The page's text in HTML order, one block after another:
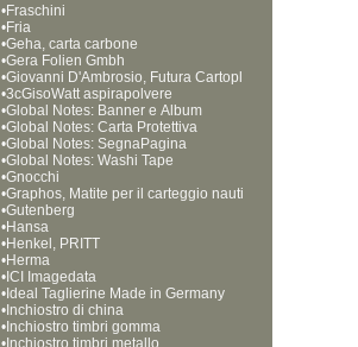
•Fraschini
•Fria
•Geha, carta carbone
•Gera Folien Gmbh
•Giovanni D'Ambrosio, Futura Cartopl
ast
•3cGisoWatt aspirapolvere
•Global Notes: Banner e Album
•Global Notes: Carta Protettiva
•Global Notes: SegnaPagina
•Global Notes: Washi Tape
•Gnocchi
•Graphos, Matite per il carteggio nauti
co
•Gutenberg
•Hansa
•Henkel, PRITT
•Herma
• ICI Imagedata
• Ideal Taglierine Made in Germany
• Inchiostro di china
• Inchiostro timbri gomma
• Inchiostro timbri metallo